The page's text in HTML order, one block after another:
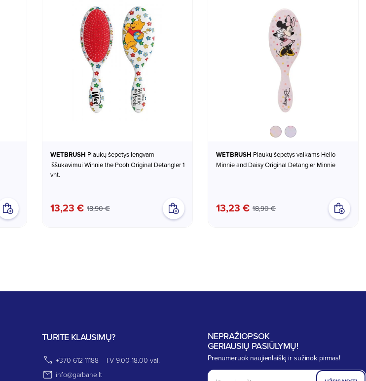
WETBRUSH
iššukavimui Winnie the Pooh Original Detangler 1
vnt.
13,23 € 18,90 €
MinnieDaisy
WETBRUSH
Minnie and Daisy Original Detangler Minnie
13,23 € 18,90 €
TURITE KLAUSIMŲ?
+370 612 11188
I-V 9.00-18.00 val.
info@garbane.lt
NEPRAŽIOPSOK
GERIAUSIŲ PASIŪLYMŲ!
Prenumeruok naujienlaiškį ir sužinok pirmas!